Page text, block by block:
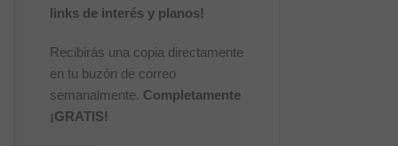
links de interés y planos!
Recibirás una copia directamente
en tu buzón de correo
semanalmente. Completamente
¡GRATIS!